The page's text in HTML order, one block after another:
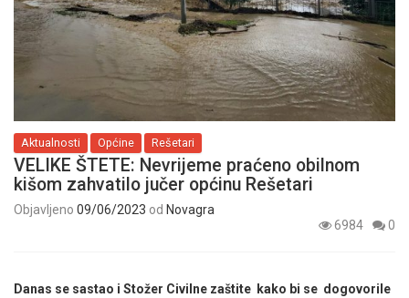
Aktualnosti Općine Rešetari
VELIKE ŠTETE: Nevrijeme praćeno obilnom
kišom zahvatilo jučer općinu Rešetari
Objavljeno 09/06/2023 od Novagra
6984
0
Danas se sastao i Stožer Civilne zaštite kako bi se dogovorile